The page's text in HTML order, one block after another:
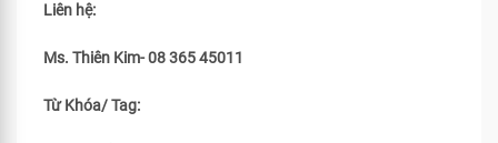
Liên hệ:
Ms. Thiên Kim- 08 365 45011
Từ Khóa/ Tag: